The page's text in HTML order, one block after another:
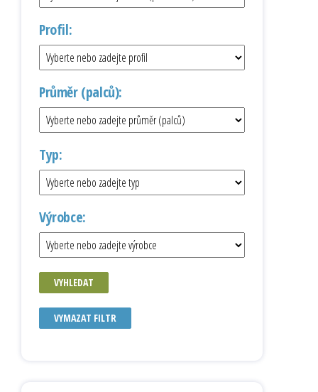
Profil:
Průměr (palců):
Typ:
Výrobce:
VYHLEDAT
VYMAZAT FILTR